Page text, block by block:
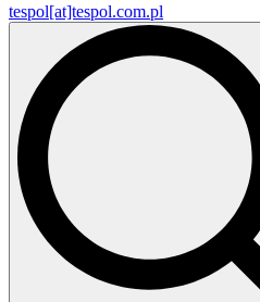
tespol[at]tespol.com.pl